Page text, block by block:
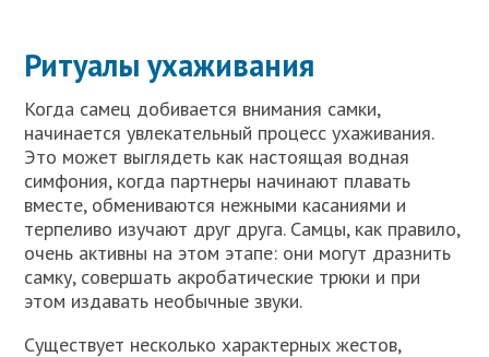
Ритуалы ухаживания
Когда самец добивается внимания самки,
начинается увлекательный процесс ухаживания.
Это может выглядеть как настоящая водная
симфония, когда партнеры начинают плавать
вместе, обмениваются нежными касаниями и
терпеливо изучают друг друга. Самцы, как правило,
очень активны на этом этапе: они могут дразнить
самку, совершать акробатические трюки и при
этом издавать необычные звуки.
Существует несколько характерных жестов,